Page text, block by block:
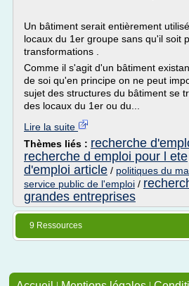
Un bâtiment serait entièrement
locaux du 1er groupe sans qu'il soit
transformations .
Comme il s'agit d'un bâtiment
de soi qu'en principe on ne peut
sujet des structures du bâtiment se
des locaux du 1er ou du...
Lire la suite
Thèmes liés : recherche
recherche d emploi pour l ete
d'emploi article / politiques du
service public de l'emploi /
grandes entreprises
9 Ressources